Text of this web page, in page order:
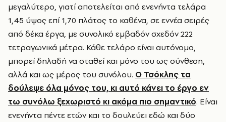
μεγαλύτερο, γιατί αποτελείται από ενενήντα τελάρα
1,45 ύψος επί 1,70 πλάτος το καθένα, σε εννέα σειρές
από δέκα έργα, με συνολικό εμβαδόν σχεδόν 222
τετραγωνικά μέτρα. Κάθε τελάρο είναι αυτόνομο,
μπορεί δηλαδή να σταθεί και μόνο του ως σύνθεση,
αλλά και ως μέρος του συνόλου. Ο Τσόκλης τα
δούλεψε όλα μόνος του, κι αυτό κάνει το έργο εν
τω συνόλω ξεχωριστό κι ακόμα πιο σημαντικό. Είναι
ενενήντα πέντε ετών και το δουλεύει εδώ και δύο